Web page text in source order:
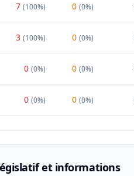
7 (100%) 0 (0%)
3 (100%) 0 (0%)
0 (0%) 0 (0%)
0 (0%) 0 (0%)
et informations